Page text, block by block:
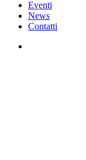
Eventi
News
Contatti